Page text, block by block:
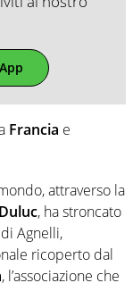
Francia e
attraverso la
, ha stroncato
Agnelli,
ricoperto dal
, l’associazione che